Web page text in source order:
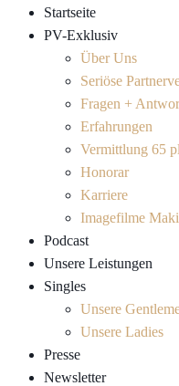
Startseite
PV-Exklusiv
Über Uns
Seriöse
Fragen +
Erfahrungen
Vermittlung 65
Honorar
Karriere
Imagefilme
Podcast
Unsere Leistungen
Singles
Unsere
Unsere Ladies
Presse
Newsletter